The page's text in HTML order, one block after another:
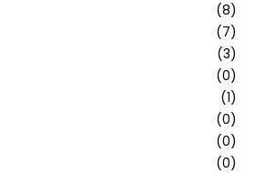
(8)
(7)
(3)
(0)
(1)
(0)
(0)
(0)